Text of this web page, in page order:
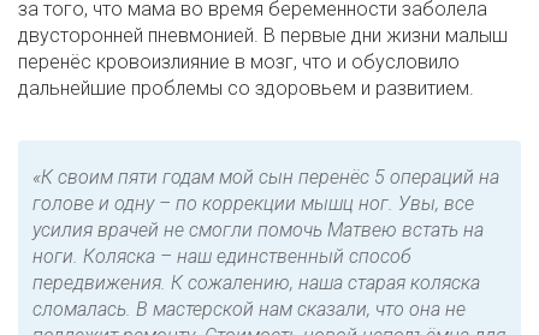
за того, что мама во время беременности заболела
двусторонней пневмонией. В первые дни жизни малыш
перенёс кровоизлияние в мозг, что и обусловило
дальнейшие проблемы со здоровьем и развитием.
«К своим пяти годам мой сын перенёс 5 операций на
голове и одну – по коррекции мышц ног. Увы, все
усилия врачей не смогли помочь Матвею встать на
ноги. Коляска – наш единственный способ
передвижения. К сожалению, наша старая коляска
сломалась. В мастерской нам сказали, что она не